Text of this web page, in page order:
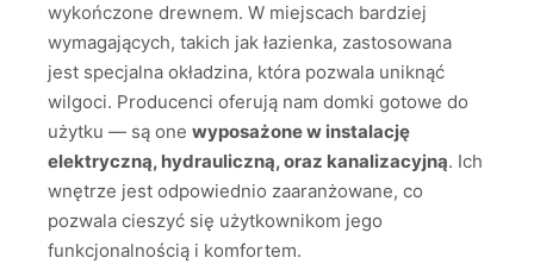
wykończone drewnem. W miejscach bardziej
wymagających, takich jak łazienka, zastosowana
jest specjalna okładzina, która pozwala uniknąć
wilgoci. Producenci oferują nam domki gotowe do
użytku — są one wyposażone w instalację
elektryczną, hydrauliczną, oraz kanalizacyjną. Ich
wnętrze jest odpowiednio zaaranżowane, co
pozwala cieszyć się użytkownikom jego
funkcjonalnością i komfortem.